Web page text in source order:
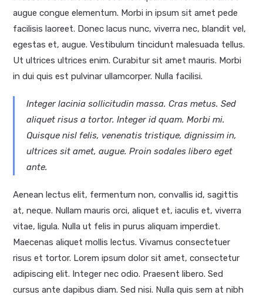
augue congue elementum. Morbi in ipsum sit amet pede
facilisis laoreet. Donec lacus nunc, viverra nec, blandit vel,
egestas et, augue. Vestibulum tincidunt malesuada tellus.
Ut ultrices ultrices enim. Curabitur sit amet mauris. Morbi
in dui quis est pulvinar ullamcorper. Nulla facilisi.
Integer lacinia sollicitudin massa. Cras metus. Sed
aliquet risus a tortor. Integer id quam. Morbi mi.
Quisque nisl felis, venenatis tristique, dignissim in,
ultrices sit amet, augue. Proin sodales libero eget
ante.
Aenean lectus elit, fermentum non, convallis id, sagittis
at, neque. Nullam mauris orci, aliquet et, iaculis et, viverra
vitae, ligula. Nulla ut felis in purus aliquam imperdiet.
Maecenas aliquet mollis lectus. Vivamus consectetuer
risus et tortor. Lorem ipsum dolor sit amet, consectetur
adipiscing elit. Integer nec odio. Praesent libero. Sed
cursus ante dapibus diam. Sed nisi. Nulla quis sem at nibh